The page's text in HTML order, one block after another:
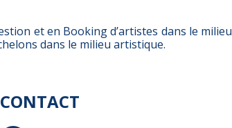
et en Booking d’artistes dans le milieu
dans le milieu artistique.
CONTACT